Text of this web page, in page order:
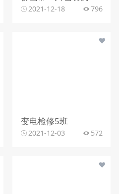
2021-12-18 796
变电检修5班
2021-12-03 572